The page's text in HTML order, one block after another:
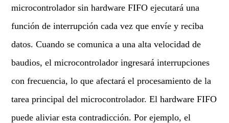
microcontrolador sin hardware FIFO ejecutará una
función de interrupción cada vez que envíe y reciba
datos. Cuando se comunica a una alta velocidad de
baudios, el microcontrolador ingresará interrupciones
con frecuencia, lo que afectará el procesamiento de la
tarea principal del microcontrolador. El hardware FIFO
puede aliviar esta contradicción. Por ejemplo, el